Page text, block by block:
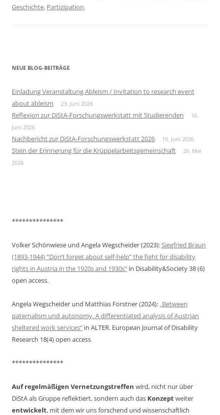
Geschichte, Partizipation.
NEUE BLOG-BEITRÄGE
Einladung Veranstaltung Ableism / Invitation to research event
about ableism
23. Juni 2026
Reflexion zur DiStA-Forschungswerkstatt mit Studierenden
16.
Juni 2026
Nachbericht zur DiStA-Forschungswerkstatt 2026 10. Juni 2026
Stein der Erinnerung für die Krüppelarbeitsgemeinschaft
26. Mai
2026
***************
Volker Schönwiese und Angela Wegscheider (2023):Siegfried Braun
(1893-1944) “Don’t forget about self-help” the fight for disability
rights in Austria in the 1920s and 1930s“ in Disability&Society 38 (6)
open access.
Angela Wegscheider und Matthias Forstner (2024): „Between
paternalism und autonomy. A differentiated analysis of Austrian
sheltered work services“ in ALTER. European Journal of Disability
Research 18(4) open access
***************
Auf regelmäßigen Vernetzungstreffen wird, nicht nur über
DiStA als Gruppe reflektiert, sondern auch das Konzeptweiter
entwickelt, mit dem wir uns forschend und wissenschaftlich